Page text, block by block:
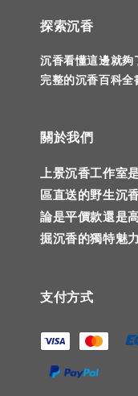
探索沉香
沉香看懂這邊就夠
完整的沉香百科全
關於我們
上景沉香工作室
區直送的野生沉
論是平價款還是
掘沉香的獨特魅
支付方式